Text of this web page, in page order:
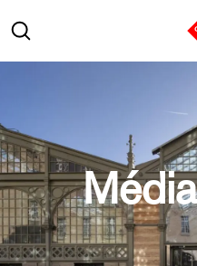
Rechercher